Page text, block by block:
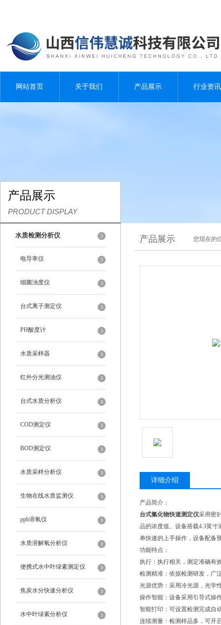
网站首页 关于我们 产品展示 行业资讯
产品展示
PRODUCT DISPLAY
水质检测分析仪
电导率仪
细菌浊度仪
台式离子测定仪
PH酸度计
水质采样器
红外分光测油仪
台式水质分析仪
COD测定仪
BOD测定仪
水质采样分析仪
生物在线水质监测仪
ppb溶氧仪
水质溶解氧分析仪
便携式水中叶绿素测定仪
焦炭水分快速分析仪
水中叶绿素分析仪
产品展示 您现在的
详细介绍
产品简介：
台式氟化物快速测定仪采用密
品的浓度值。设备搭载4.3英
单快速的上手操作，设备配备
功能特点：
执行：执行相关，测定准确有
检测精准：依据检测研发，广
光源优势：采用冷光源，光学
操作智能：设备采用引导式操
智能打印：可设置检测完成自
连续测量：检测样品多，可开